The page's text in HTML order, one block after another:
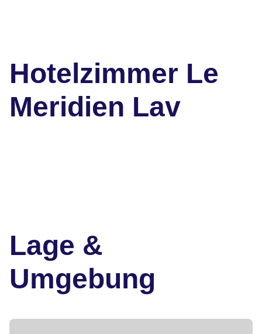
Hotelzimmer Le
Meridien Lav
Lage &
Umgebung